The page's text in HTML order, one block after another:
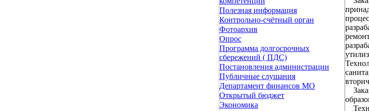
Полезная информация
Контрольно-счётный орган
Фотоархив
Опрос
Программа долгосрочных
сбережений ( ПДС)
Постановления администрации
Публичные слушания
Департамент финансов МО
Открытый бюджет
Экономика